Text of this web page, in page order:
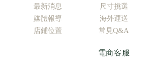
最新消息
媒體報導
店鋪位置
尺寸挑選
海外運送
常見Q&A
電商客服